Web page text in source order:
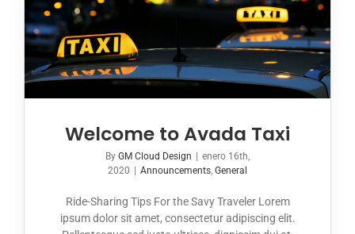
Welcome to Avada Taxi
By GM Cloud Design | enero 16th,
2020 | Announcements General
Ride-Sharing Tips For the Savy Traveler Lorem
ipsum dolor sit amet, consectetur adipiscing elit.